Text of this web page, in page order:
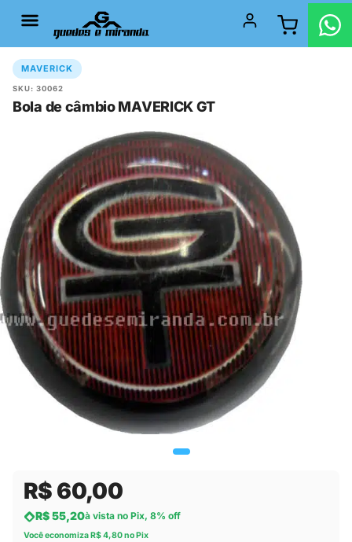
MAVERICK
SKU: 30062
Bola de câmbio MAVERICK GT
R$ 60,00
R$ 55,20à vista no Pix, 8% off
Você economiza R$ 4,80 no Pix